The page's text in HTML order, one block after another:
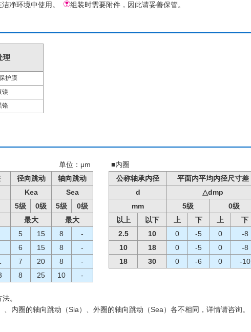
净环境中使用。
组装时需要附件，因此请妥善保管。
理
护膜
镍
铬
单位：μm
径向跳动
轴向跳动
Kea
Sea
5级 0级 5级
0级
最大
最大
5 15 8
-
6 15 8
-
7 20 8
-
8 25 10 -
■内圈
公称轴承内径
平面内平均内径尺寸差
d
△dmp
mm
5级 0级
以上
以下 上 下 上 下
2.5
10 0 -5 0 -8
10
18 0 -5 0 -8
18
30 0 -6 0 -10
。
内圈的轴向跳动（Sia）、外圈的轴向跳动（Sea）各不相同，详情请咨询。